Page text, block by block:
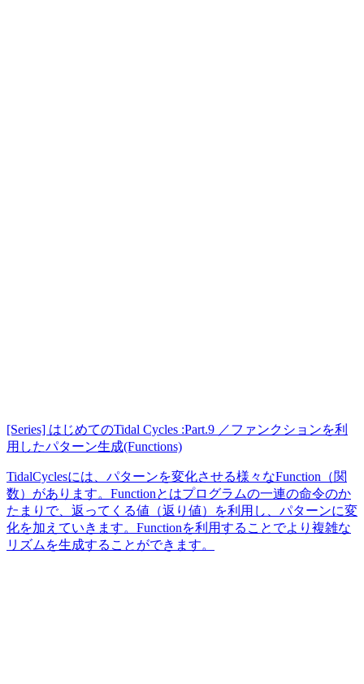
[Series] はじめてのTidal Cycles :Part.9 ／ファンクションを利
用したパターン生成(Functions)
TidalCyclesには、パターンを変化させる様々なFunction（関
数）があります。Functionとはプログラムの一連の命令のか
たまりで、返ってくる値（返り値）を利用し、パターンに変
化を加えていきます。Functionを利用することでより複雑な
リズムを生成することができます。